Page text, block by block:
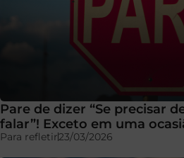
Pare de dizer “Se precisar
falar”! Exceto em uma
Para refletir23/03/2026